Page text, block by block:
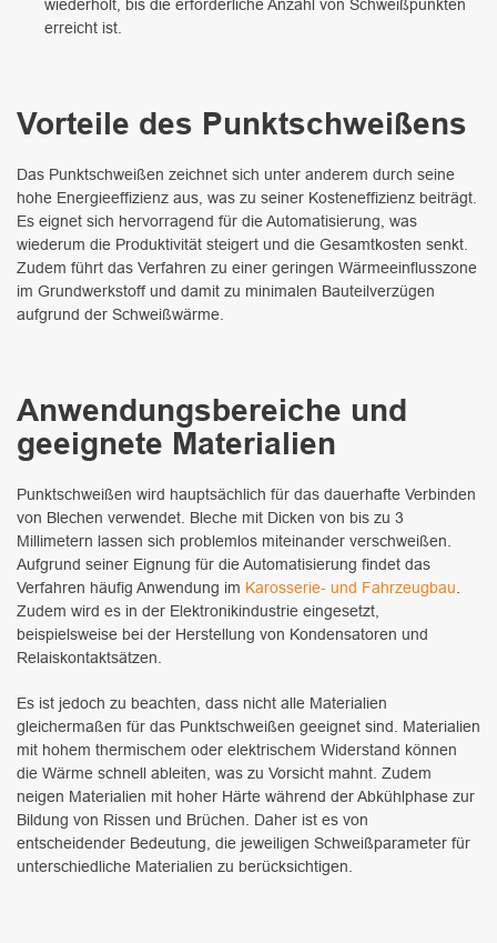
wiederholt, bis die erforderliche Anzahl von Schweißpunkten
erreicht ist.
Vorteile des Punktschweißens
Das Punktschweißen zeichnet sich unter anderem durch seine
hohe Energieeffizienz aus, was zu seiner Kosteneffizienz beiträgt.
Es eignet sich hervorragend für die Automatisierung, was
wiederum die Produktivität steigert und die Gesamtkosten senkt.
Zudem führt das Verfahren zu einer geringen Wärmeeinflusszone
im Grundwerkstoff und damit zu minimalen Bauteilverzügen
aufgrund der Schweißwärme.
Anwendungsbereiche und
geeignete Materialien
Punktschweißen wird hauptsächlich für das dauerhafte Verbinden
von Blechen verwendet. Bleche mit Dicken von bis zu 3
Millimetern lassen sich problemlos miteinander verschweißen.
Aufgrund seiner Eignung für die Automatisierung findet das
Verfahren häufig Anwendung im Karosserie- und Fahrzeugbau
Zudem wird es in der Elektronikindustrie eingesetzt,
beispielsweise bei der Herstellung von Kondensatoren und
Relaiskontaktsätzen.
Es ist jedoch zu beachten, dass nicht alle Materialien
gleichermaßen für das Punktschweißen geeignet sind. Materialien
mit hohem thermischem oder elektrischem Widerstand können
die Wärme schnell ableiten, was zu Vorsicht mahnt. Zudem
neigen Materialien mit hoher Härte während der Abkühlphase zur
Bildung von Rissen und Brüchen. Daher ist es von
entscheidender Bedeutung, die jeweiligen Schweißparameter für
unterschiedliche Materialien zu berücksichtigen.